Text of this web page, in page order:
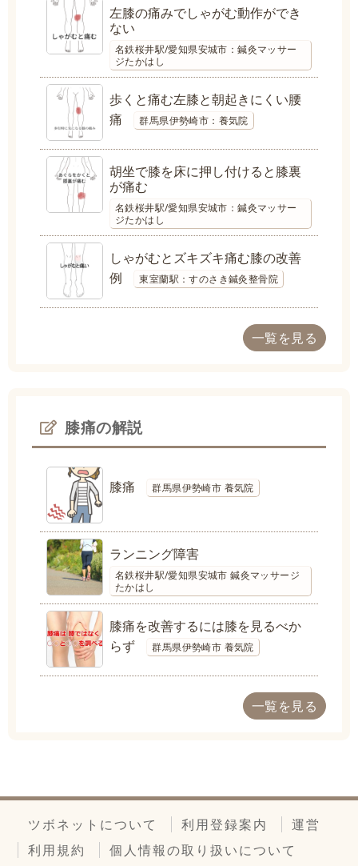
左膝の痛みでしゃがむ動作ができ
ない
名鉄桜井駅/愛知県安城市：鍼灸マッサー
ジたかはし
歩くと痛む左膝と朝起きにくい腰
痛
群馬県伊勢崎市：養気院
胡坐で膝を床に押し付けると膝裏
が痛む
名鉄桜井駅/愛知県安城市：鍼灸マッサー
ジたかはし
しゃがむとズキズキ痛む膝の改善
例
東室蘭駅：すのさき鍼灸整骨院
一覧を見る
膝痛の解説
膝痛 群馬県伊勢崎市 養気院
ランニング障害
名鉄桜井駅/愛知県安城市 鍼灸マッサージ
たかはし
膝痛を改善するには膝を見るべか
らず
群馬県伊勢崎市 養気院
一覧を見る
ツボネットについて 利用登録案内
運営
利用規約
個人情報の取り扱いについて